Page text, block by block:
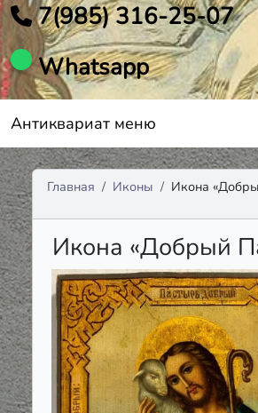
7(985) 316-25-07
Whatsapp
Антиквариат меню
Главная Иконы Икона
Икона «Добрый